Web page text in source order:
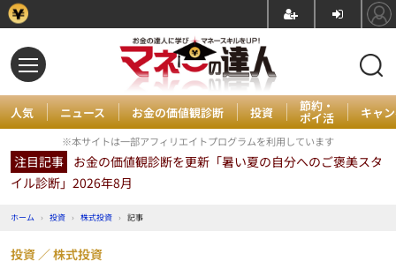
人気 ニュース お金の価値観診断 投資 節約・
ポイ活 キャ
※本サイトは一部アフィリエイトプログラムを利用しています
注目記事 お金の価値観診断を更新「暑い夏の自分へのご褒美スタ
イル診断」2026年8月
ホーム › 投資 › 株式投資 › 記事
投資 株式投資